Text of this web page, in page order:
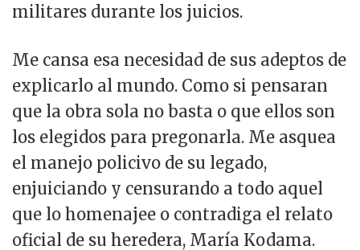
militares durante los juicios.
Me cansa esa necesidad de sus adeptos de
explicarlo al mundo. Como si pensaran
que la obra sola no basta o que ellos son
los elegidos para pregonarla. Me asquea
el manejo policivo de su legado,
enjuiciando y censurando a todo aquel
que lo homenajee o contradiga el relato
oficial de su heredera, María Kodama.